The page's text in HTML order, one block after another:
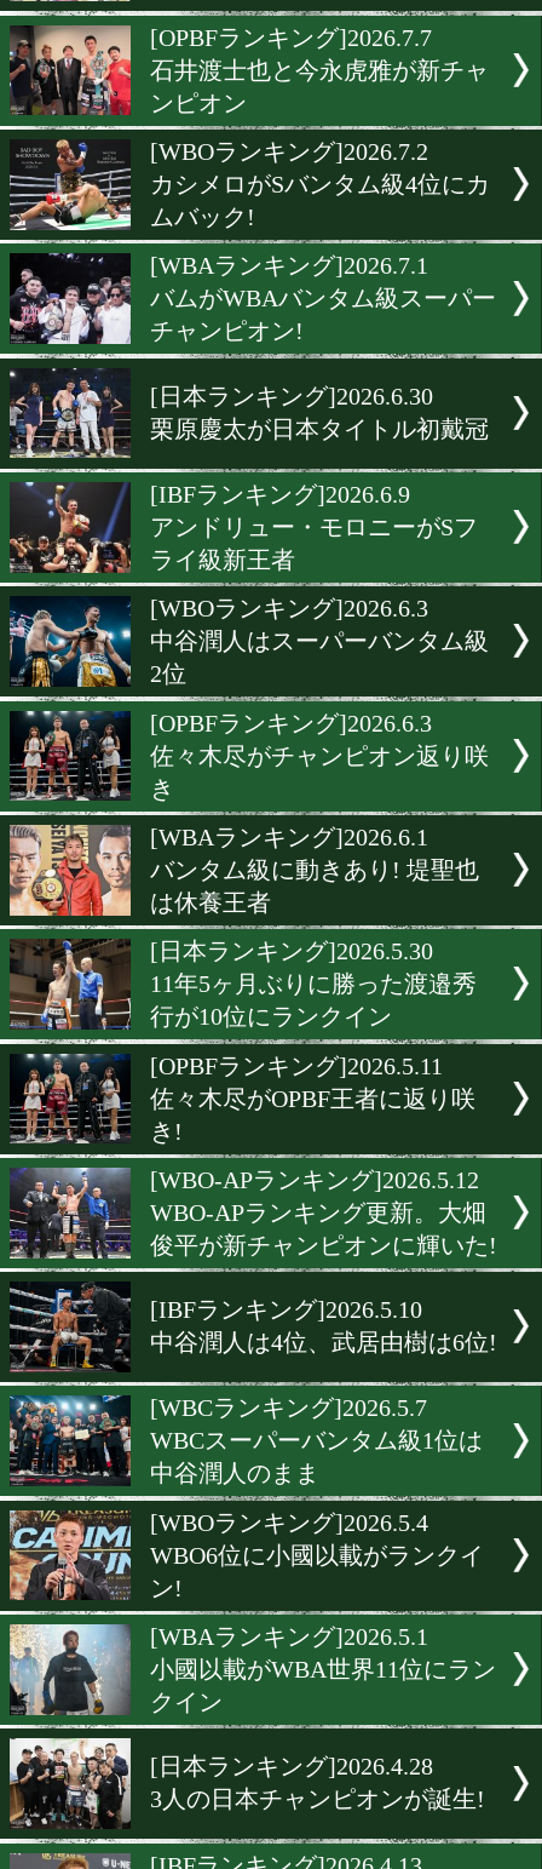
ーフライ級8位
[WBO-APランキング
21歳のWBO-AP新王者、武
太と伊藤千飛
[OPBFランキング]2026.7.7
石井渡士也と今永虎雅が新
ンピオン
[WBOランキング]2026.7.2
カシメロがSバンタム級4位
ムバック!
[WBAランキング]2026.7.1
バムがWBAバンタム級ス
チャンピオン!
[日本ランキング]2026.6.30
栗原慶太が日本タイトル初
[IBFランキング]2026.6.9
アンドリュー・モロニーが
ライ級新王者
[WBOランキング]2026.6.3
中谷潤人はスーパーバンタ
2位
[OPBFランキング]2026.6.3
佐々木尽がチャンピオン返
[WBAランキング]2026.6.1
バンタム級に動きあり! 堤
は休養王者
[日本ランキング]2026.5.30
11年5ヶ月ぶりに勝った渡
行が10位にランクイン
[OPBFランキング]2026.5.11
佐々木尽がOPBF王者に返
き!
WBO-APランキング更新。
俊平が新チャンピオンに輝
[IBFランキング]2026.5.10
中谷潤人は4位、武居由樹